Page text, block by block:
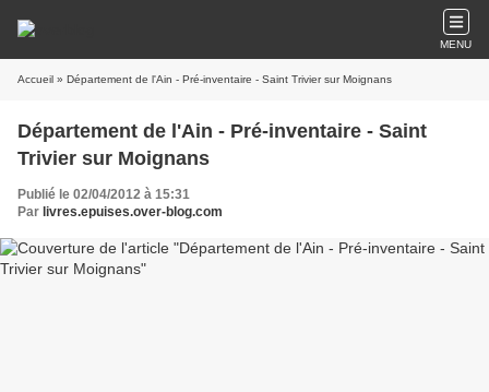
MENU
Accueil » Département de l'Ain - Pré-inventaire - Saint Trivier sur Moignans
Département de l'Ain - Pré-inventaire - Saint
Trivier sur Moignans
Publié le 02/04/2012 à 15:31
Par livres.epuises.over-blog.com